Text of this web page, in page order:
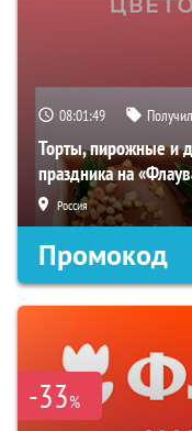
08:01:48
Торты, пирожные и
праздника на
Россия
Промокод
-33%